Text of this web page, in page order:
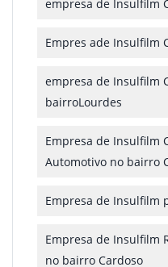
empresa de Insulfilm
Empres ade Insulfilm
empresa de Insulfilm
bairroLourdes
Empresa de Insulfilm
Automotivo no bairro
Empresa de Insulfilm
Empresa de Insulfilm
no bairro Cardoso